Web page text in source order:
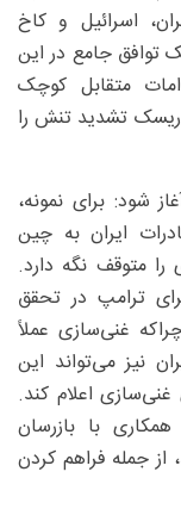
اسرائیل و کاخ
توافق جامع در این
متقابل کوچک
تشدید تنش را
شود: برای نمونه،
ایران به چین
متوقف نگه دارد.
ترامپ در تحقق
غنی‌سازی عملاً
نیز می‌تواند این
اعلام کند.
با بازرسان
جمله فراهم کردن